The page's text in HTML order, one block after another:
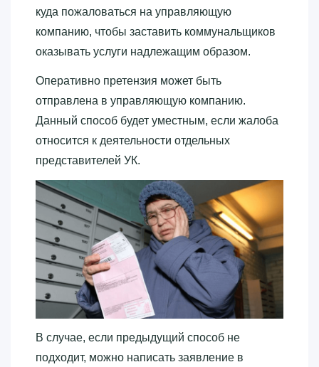
куда пожаловаться на управляющую
компанию, чтобы заставить коммунальщиков
оказывать услуги надлежащим образом.
Оперативно претензия может быть
отправлена в управляющую компанию.
Данный способ будет уместным, если жалоба
относится к деятельности отдельных
представителей УК.
В случае, если предыдущий способ не
подходит, можно написать заявление в